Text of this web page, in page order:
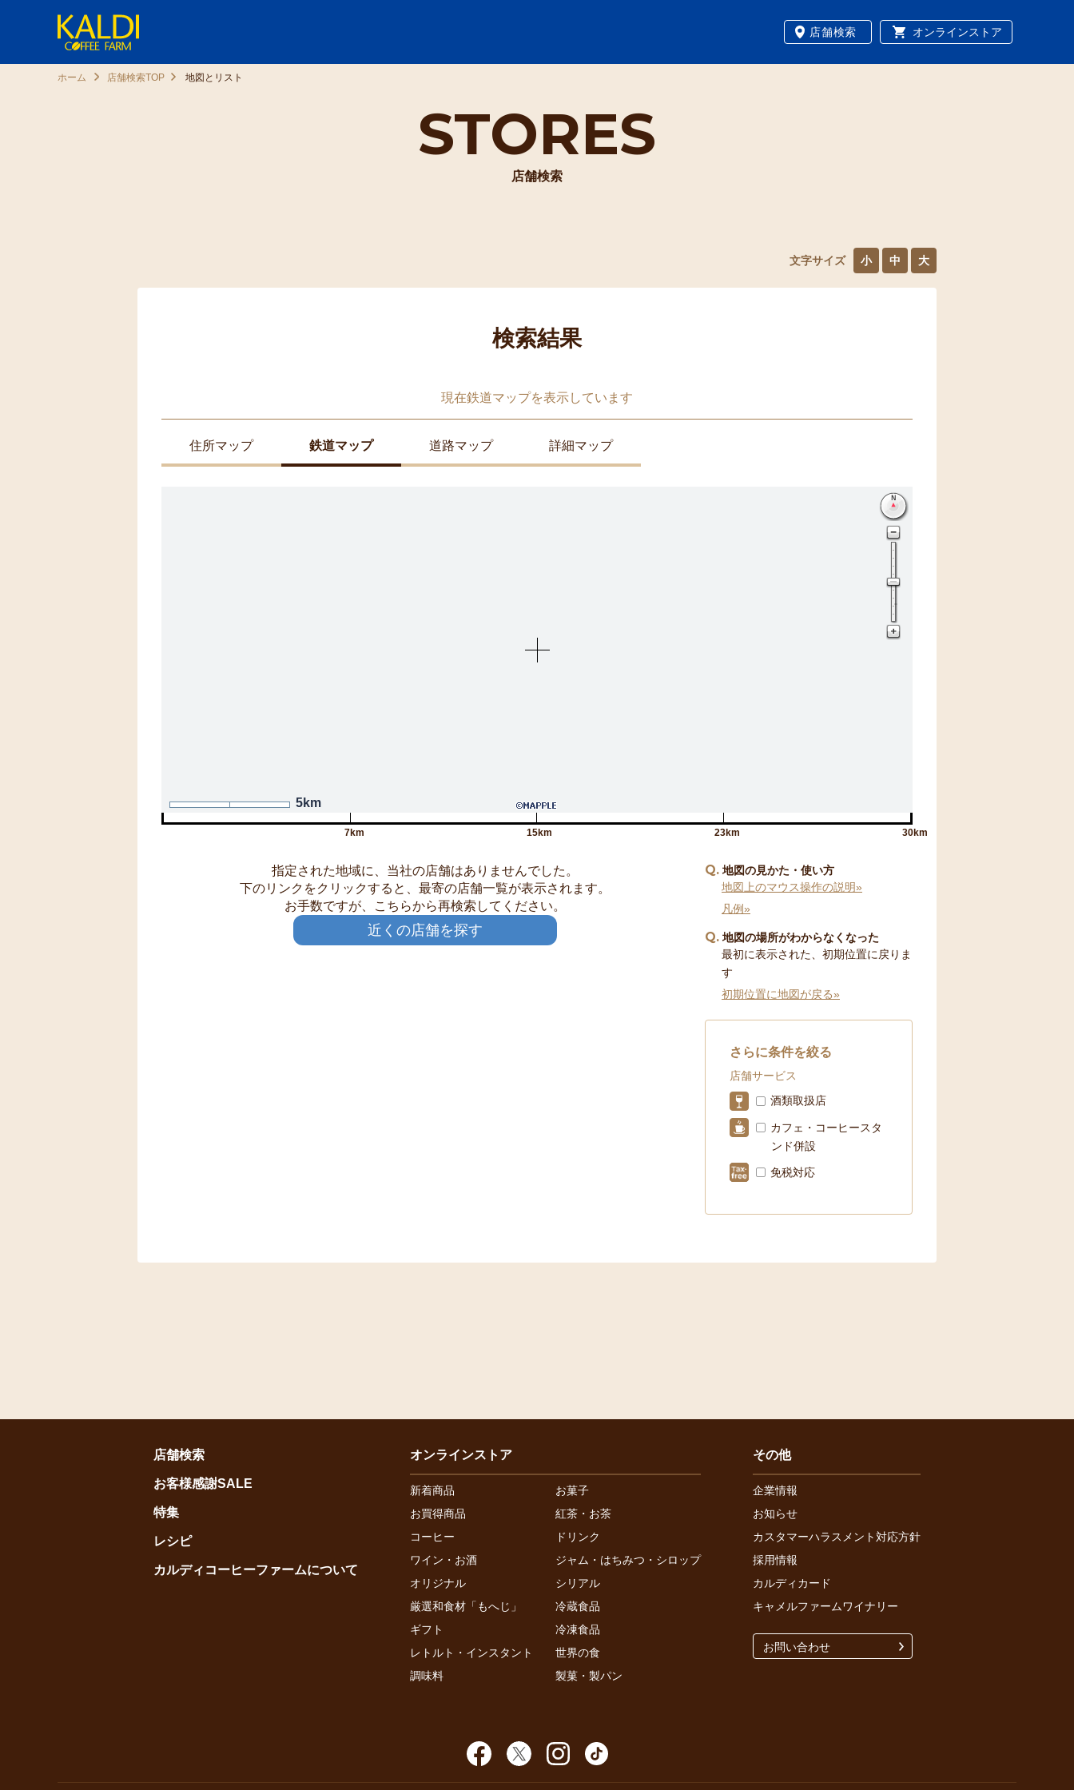
店舗検索 オンラインストア
STORES
店舗検索
ホーム 店舗検索TOP 地図とリスト
文字サイズ 小 中 大
検索結果
現在鉄道マップを表示しています
住所マップ 鉄道マップ 道路マップ 詳細マップ
5km
7km 15km 23km 30km
指定された地域に、当社の店舗はありませんでした。
下のリンクをクリックすると、最寄の店舗一覧が表示されます。
お手数ですが、こちらから再検索してください。
近くの店舗を探す
Q 地図の見かた・使い方
地図上のマウス操作の説明»
凡例»
Q 地図の場所がわからなくなった
最初に表示された、初期位置に戻りま
す
初期位置に地図が戻る»
さらに条件を絞る
店舗サービス
酒類取扱店
カフェ・コーヒースタ
ンド併設
免税対応
店舗検索
お客様感謝SALE
特集
レシピ
カルディコーヒーファームについて
オンラインストア
新着商品
お菓子
お買得商品
紅茶・お茶
コーヒー
ドリンク
ワイン・お酒
ジャム・はちみつ・シロップ
オリジナル
シリアル
厳選和食材「もへじ」
冷蔵食品
ギフト
冷凍食品
レトルト・インスタント
世界の食
調味料
製菓・製パン
その他
企業情報
お知らせ
カスタマーハラスメント対応方針
採用情報
カルディカード
キャメルファームワイナリー
お問い合わせ